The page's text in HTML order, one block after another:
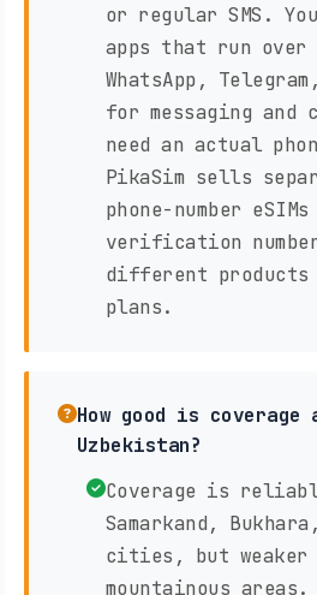
or regular SMS.
apps that run
WhatsApp,
for messaging
need an actual
PikaSim sells
phone-number eSIMs
verification
different products
plans.
How good is coverage
Uzbekistan?
Coverage is
Samarkand,
cities, but
mountainous